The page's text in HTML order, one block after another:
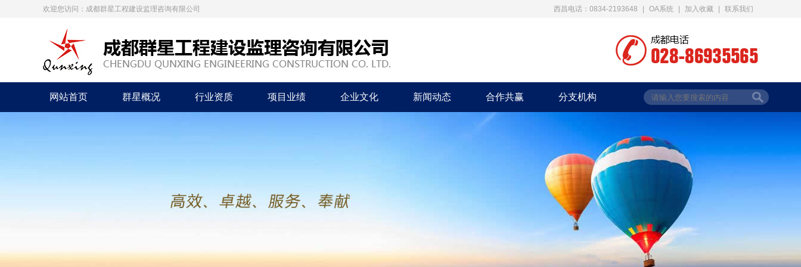
欢迎您访问：成都群星工程建设监理咨询有限公司 西昌电话：0834-2193648 OA系统 加入收藏 联系我们
网站首页 群星概况 行业资质 项目业绩 企业文化 新闻动态 合作共赢 分支机构